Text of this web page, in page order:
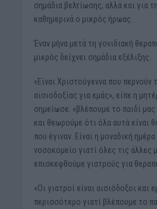
σημάδια βελτίωσης, αλλά και για
καθημερινά ο μικρός ήρωας.
Έναν μήνα μετά τη γονιδιακή
μικρός δείχνει σημάδια εξέλιξης.
«Είναι Χριστούγεννα που περνούν
αισιοδοξίας για εμάς», είπε η
σημείωσε: «βλέπουμε το παιδί μας
και θεωρούμε ότι όλα αυτά είναι
που έγιναν. Είναι η μοναδική
νοσοκομείο γιατί όλες τις άλλες
επισκεφθούμε γιατρούς για
«Οι γιατροί είναι αισιόδοξοι και
περισσότερο γιατί βλέπουμε το